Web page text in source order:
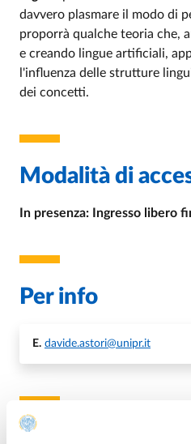
davvero plasmare il modo di
proporrà qualche teoria che,
e creando lingue artificiali,
l'influenza delle strutture
dei concetti.
Modalità di
In presenza: Ingresso libero
Per info
E. davide.astori@unipr.it
Fa parte di